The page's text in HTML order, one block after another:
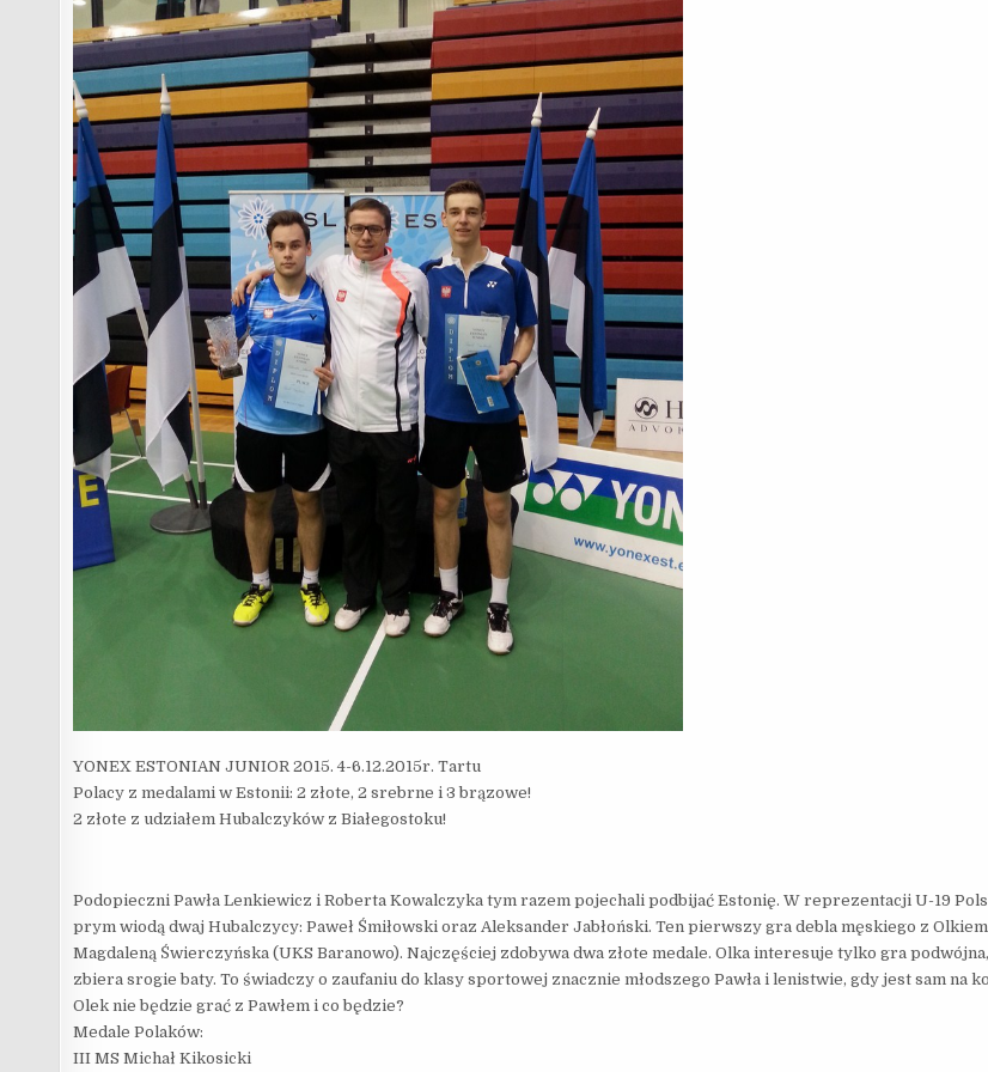
YONEX ESTONIAN JUNIOR 2015. 4-6.12.2015r. Tartu
Polacy z medalami w Estonii: 2 złote, 2 srebrne i 3 brązowe!
2 złote z udziałem Hubalczyków z Białegostoku!
Podopieczni Pawła Lenkiewicz i Roberta Kowalczyka tym razem pojechali podbijać Estonię. W reprezentacji U-19
prym wiodą dwaj Hubalczycy: Paweł Śmiłowski oraz Aleksander Jabłoński. Ten pierwszy gra debla męskiego z
Magdaleną Świerczyńska (UKS Baranowo). Najczęściej zdobywa dwa złote medale. Olka interesuje tylko gra
zbiera srogie baty. To świadczy o zaufaniu do klasy sportowej znacznie młodszego Pawła i lenistwie, gdy jest sam na
Olek nie będzie grać z Pawłem i co będzie?
Medale Polaków:
III MS Michał Kikosicki